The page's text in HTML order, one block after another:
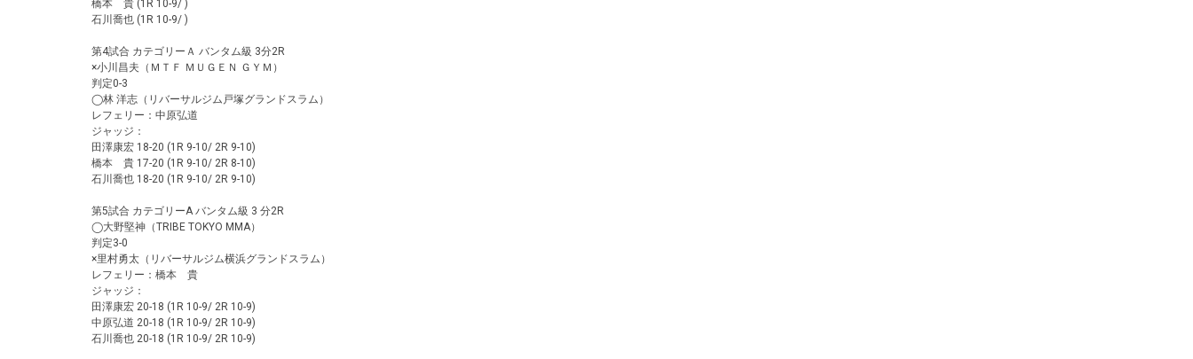
橋本 貴 (1R 10-9/ )
石川喬也 (1R 10-9/ )
第4試合 カテゴリーＡ バンタム級 3分2R
×小川昌夫（ＭＴＦ ＭＵＧＥＮ ＧＹＭ）
判定0-3
◯林 洋志（リバーサルジム戸塚グランドスラム）
レフェリー：中原弘道
ジャッジ：
田澤康宏 18-20 (1R 9-10/ 2R 9-10)
橋本 貴 17-20 (1R 9-10/ 2R 8-10)
石川喬也 18-20 (1R 9-10/ 2R 9-10)
第5試合 カテゴリーA バンタム級 3 分2R
◯大野堅神（TRIBE TOKYO MMA）
判定3-0
×里村勇太（リバーサルジム横浜グランドスラム）
レフェリー：橋本 貴
ジャッジ：
田澤康宏 20-18 (1R 10-9/ 2R 10-9)
中原弘道 20-18 (1R 10-9/ 2R 10-9)
石川喬也 20-18 (1R 10-9/ 2R 10-9)